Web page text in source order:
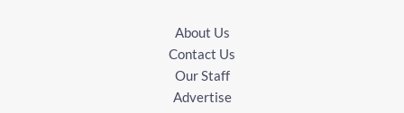
About Us
Contact Us
Our Staff
Advertise